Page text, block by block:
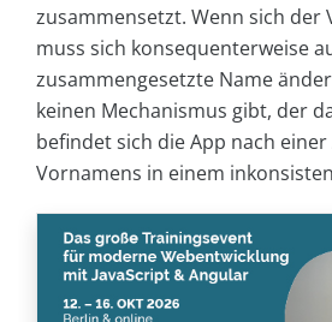
zusammensetzt. Wenn sich der
muss sich konsequenterweise
zusammengesetzte Name
keinen Mechanismus gibt, der
befindet sich die App nach
Vornamens in einem